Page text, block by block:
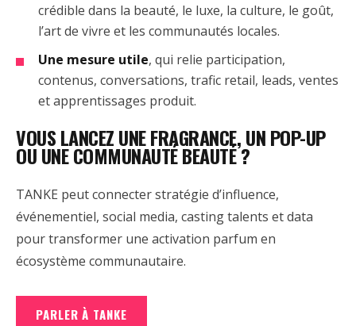
crédible dans la beauté, le luxe, la culture, le goût,
l’art de vivre et les communautés locales.
Une mesure utile, qui relie participation,
contenus, conversations, trafic retail, leads, ventes
et apprentissages produit.
VOUS LANCEZ UNE FRAGRANCE, UN POP-UP
OU UNE COMMUNAUTÉ BEAUTÉ ?
TANKE peut connecter stratégie d’influence,
événementiel, social media, casting talents et data
pour transformer une activation parfum en
écosystème communautaire.
PARLER À TANKE